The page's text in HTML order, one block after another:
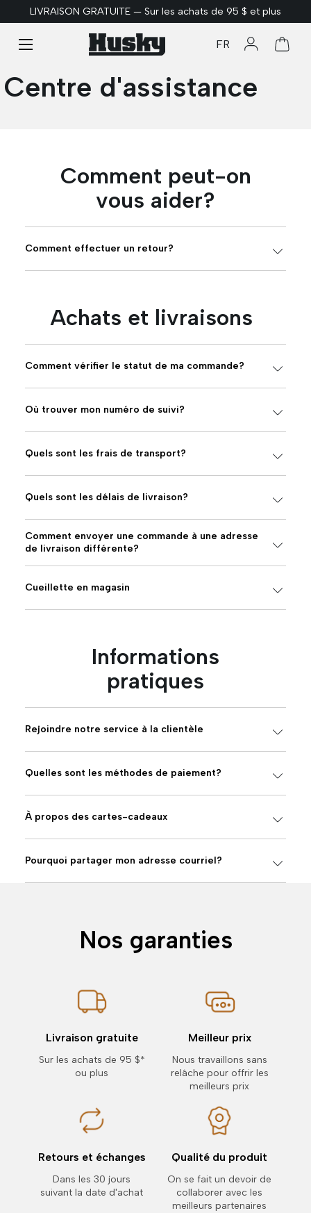
ALLER AU CONTENU
LIVRAISON GRATUITE — Sur les achats de 95 $ et plus
FR Se Panier
Menu
Centre d'assistance
Comment peut-on
vous aider?
Comment effectuer un retour?
Achats et livraisons
Comment vérifier le statut de ma commande?
Où trouver mon numéro de suivi?
Quels sont les frais de transport?
Quels sont les délais de livraison?
Comment envoyer une commande à une adresse
de livraison différente?
Cueillette en magasin
Informations
pratiques
Rejoindre notre service à la clientèle
Quelles sont les méthodes de paiement?
À propos des cartes-cadeaux
Pourquoi partager mon adresse courriel?
Nos garanties
Livraison gratuite
Sur les achats de 95 $*
ou plus
Meilleur prix
Nous travaillons sans
relâche pour offrir les
meilleurs prix
Retours et échanges
Dans les 30 jours
suivant la date d'achat
Qualité du produit
On se fait un devoir de
collaborer avec les
meilleurs partenaires